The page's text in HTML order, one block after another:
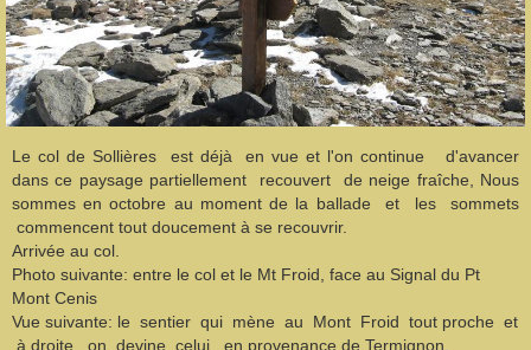
Le col de Sollières est déjà en vue et l'on continue d'avancer
dans ce paysage partiellement recouvert de neige fraîche, Nous
sommes en octobre au moment de la ballade et les sommets
commencent tout doucement à se recouvrir.
Arrivée au col.
Photo suivante: entre le col et le Mt Froid, face au Signal du Pt
Mont Cenis
Vue suivante: le sentier qui mène au Mont Froid tout proche et
à droite on devine celui en provenance de Termignon.